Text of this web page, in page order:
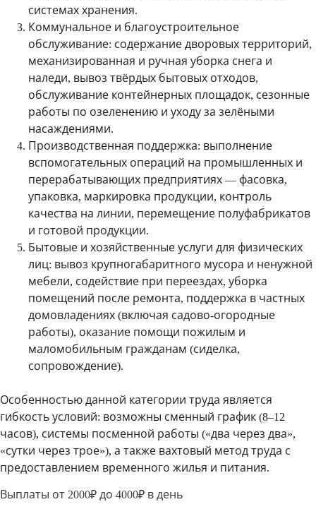
системах хранения.
Коммунальное и благоустроительное
обслуживание: содержание дворовых территорий,
механизированная и ручная уборка снега и
наледи, вывоз твёрдых бытовых отходов,
обслуживание контейнерных площадок, сезонные
работы по озеленению и уходу за зелёными
насаждениями.
Производственная поддержка: выполнение
вспомогательных операций на промышленных и
перерабатывающих предприятиях — фасовка,
упаковка, маркировка продукции, контроль
качества на линии, перемещение полуфабрикатов
и готовой продукции.
Бытовые и хозяйственные услуги для физических
лиц: вывоз крупногабаритного мусора и ненужной
мебели, содействие при переездах, уборка
помещений после ремонта, поддержка в частных
домовладениях (включая садово-огородные
работы), оказание помощи пожилым и
маломобильным гражданам (сиделка,
сопровождение).
Особенностью данной категории труда является
гибкость условий: возможны сменный график (8–12
часов), системы посменной работы («два через два»,
«сутки через трое»), а также вахтовый метод труда с
предоставлением временного жилья и питания.
Выплаты от 2000₽ до 4000₽ в день